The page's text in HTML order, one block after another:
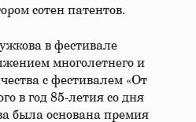
сотен патентов.
в фестивале
многолетнего и
с фестивалем «От
в год 85-летия со дня
была основана премия